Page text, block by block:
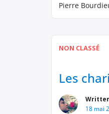
Pierre
NON CLASSÉ
Les
18 mai